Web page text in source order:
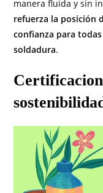
manera fluida y sin
refuerza la posición
confianza para
soldadura.